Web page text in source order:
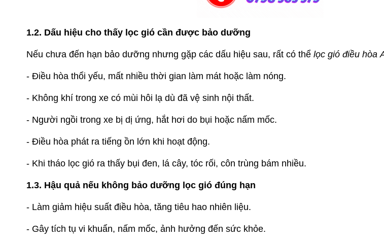
1.2. Dấu hiệu cho thấy lọc gió cần được bảo dưỡng
Nếu chưa đến hạn bảo dưỡng nhưng gặp các dấu hiệu sau, rất có thể lọc gió điều hòa
- Điều hòa thổi yếu, mất nhiều thời gian làm mát hoặc làm nóng.
- Không khí trong xe có mùi hôi lạ dù đã vệ sinh nội thất.
- Người ngồi trong xe bị dị ứng, hắt hơi do bụi hoặc nấm mốc.
- Điều hòa phát ra tiếng ồn lớn khi hoạt động.
- Khi tháo lọc gió ra thấy bụi đen, lá cây, tóc rối, côn trùng bám nhiều.
1.3. Hậu quả nếu không bảo dưỡng lọc gió đúng hạn
- Làm giảm hiệu suất điều hòa, tăng tiêu hao nhiên liệu.
- Gây tích tụ vi khuẩn, nấm mốc, ảnh hưởng đến sức khỏe.